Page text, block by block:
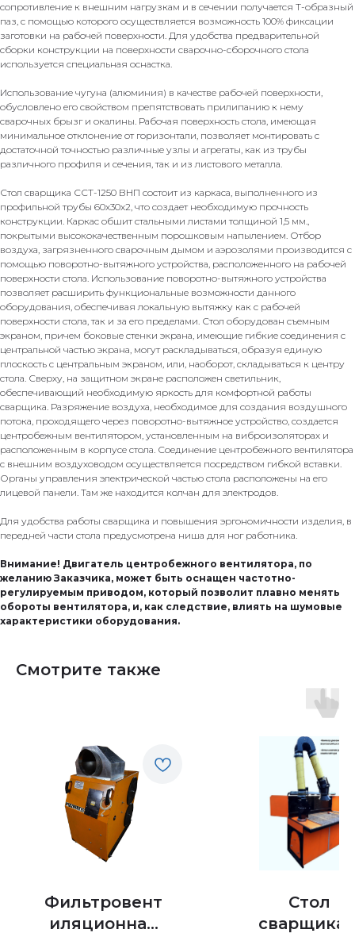
сопротивление к внешним нагрузкам и в сечении получается Т-образный
паз, с помощью которого осуществляется возможность 100% фиксации
заготовки на рабочей поверхности. Для удобства предварительной
сборки конструкции на поверхности сварочно-сборочного стола
используется специальная оснастка.
Использование чугуна (алюминия) в качестве рабочей поверхности,
обусловлено его свойством препятствовать прилипанию к нему
сварочных брызг и окалины. Рабочая поверхность стола, имеющая
минимальное отклонение от горизонтали, позволяет монтировать с
достаточной точностью различные узлы и агрегаты, как из трубы
различного профиля и сечения, так и из листового металла.
Стол сварщика ССТ-1250 ВНП состоит из каркаса, выполненного из
профильной трубы 60х30х2, что создает необходимую прочность
конструкции. Каркас обшит стальными листами толщиной 1,5 мм.,
покрытыми высококачественным порошковым напылением. Отбор
воздуха, загрязненного сварочным дымом и аэрозолями производится с
помощью поворотно-вытяжного устройства, расположенного на рабочей
поверхности стола. Использование поворотно-вытяжного устройства
позволяет расширить функциональные возможности данного
оборудования, обеспечивая локальную вытяжку как с рабочей
поверхности стола, так и за его пределами. Стол оборудован съемным
экраном, причем боковые стенки экрана, имеющие гибкие соединения с
центральной частью экрана, могут раскладываться, образуя единую
плоскость с центральным экраном, или, наоборот, складываться к центру
стола. Сверху, на защитном экране расположен светильник,
обеспечивающий необходимую яркость для комфортной работы
сварщика. Разряжение воздуха, необходимое для создания воздушного
потока, проходящего через поворотно-вытяжное устройство, создается
центробежным вентилятором, установленным на виброизоляторах и
расположенным в корпусе стола. Соединение центробежного вентилятора
с внешним воздуховодом осуществляется посредством гибкой вставки.
Органы управления электрической частью стола расположены на его
лицевой панели. Там же находится колчан для электродов.
Для удобства работы сварщика и повышения эргономичности изделия, в
передней части стола предусмотрена ниша для ног работника.
Внимание! Двигатель центробежного вентилятора, по
желанию Заказчика, может быть оснащен частотно-
регулируемым приводом, который позволит плавно менять
обороты вентилятора, и, как следствие, влиять на шумовые
характеристики оборудования.
Смотрите также
Фильтровент
иляционная
Стол
сварщика